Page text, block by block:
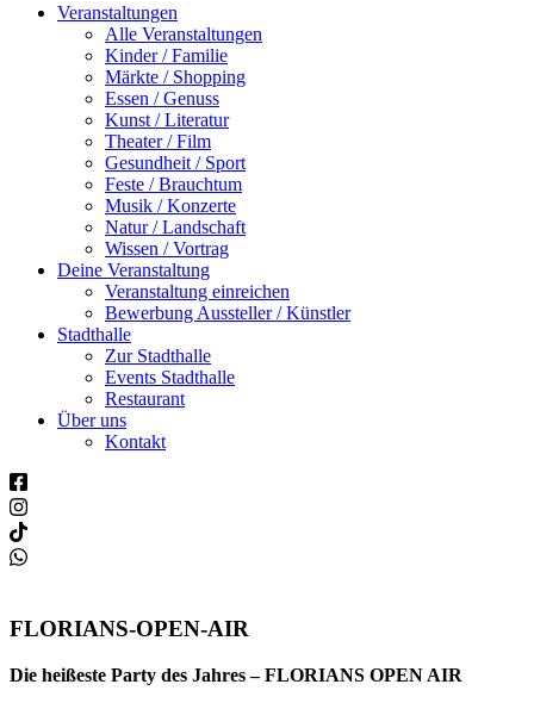
Veranstaltungen
Alle Veranstaltungen
Kinder / Familie
Märkte / Shopping
Essen / Genuss
Kunst / Literatur
Theater / Film
Gesundheit / Sport
Feste / Brauchtum
Musik / Konzerte
Natur / Landschaft
Wissen / Vortrag
Deine Veranstaltung
Veranstaltung einreichen
Bewerbung Aussteller / Künstler
Stadthalle
Zur Stadthalle
Events Stadthalle
Restaurant
Über uns
Kontakt
FLORIANS-OPEN-AIR
Die heißeste Party des Jahres – FLORIANS OPEN AIR